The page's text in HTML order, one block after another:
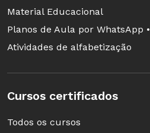
Material Educacional
Planos de Aula por WhatsApp •
Atividades de alfabetização
Cursos certificados
Todos os cursos